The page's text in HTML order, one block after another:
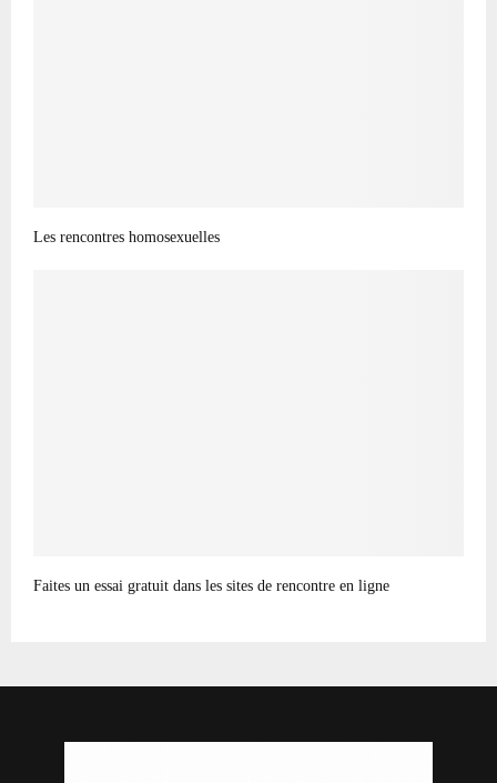
Les rencontres homosexuelles
Faites un essai gratuit dans les sites de rencontre en ligne